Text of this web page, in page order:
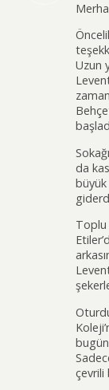
Uzun
da
büyük
Toplu
çevrili